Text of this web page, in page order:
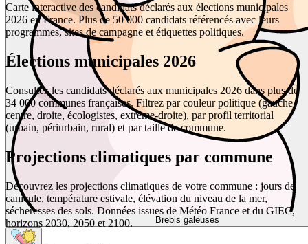
Brebis galeuses
Carte interactive des candidats déclarés aux élections municipales
2026 en France. Plus de 50 000 candidats référencés avec leurs
programmes, sites de campagne et étiquettes politiques.
Élections municipales 2026
Consultez les candidats déclarés aux municipales 2026 dans plus de
34 000 communes françaises. Filtrez par couleur politique (gauche,
centre, droite, écologistes, extrême-droite), par profil territorial
(urbain, périurbain, rural) et par taille de commune.
Projections climatiques par commune
Découvrez les projections climatiques de votre commune : jours de
canicule, température estivale, élévation du niveau de la mer,
sécheresses des sols. Données issues de Météo France et du GIEC,
horizons 2030, 2050 et 2100.